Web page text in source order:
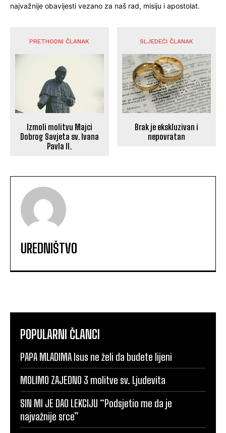
najvažnije obavijesti vezano za naš rad, misiju i apostolat.
PRETHODNI ČLANAK
Izmoli molitvu Majci
Dobrog Savjeta sv. Ivana
Pavla II.
SLJEDEĆI ČLANAK
Brak je ekskluzivan i
nepovratan
UREDNIŠTVO
POPULARNI ČLANCI
PAPA MLADIMA Isus ne želi da budete lijeni
MOLIMO ZAJEDNO 3 molitve sv. Ljudevita
SIN MI JE DAO LEKCIJU “Podsjetio me da je
najvažnije srce”